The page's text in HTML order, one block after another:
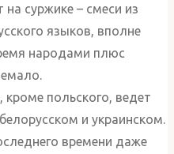
суржике – смеси из
языков, вполне
народами плюс
польского, ведет
и украинском.
времени даже